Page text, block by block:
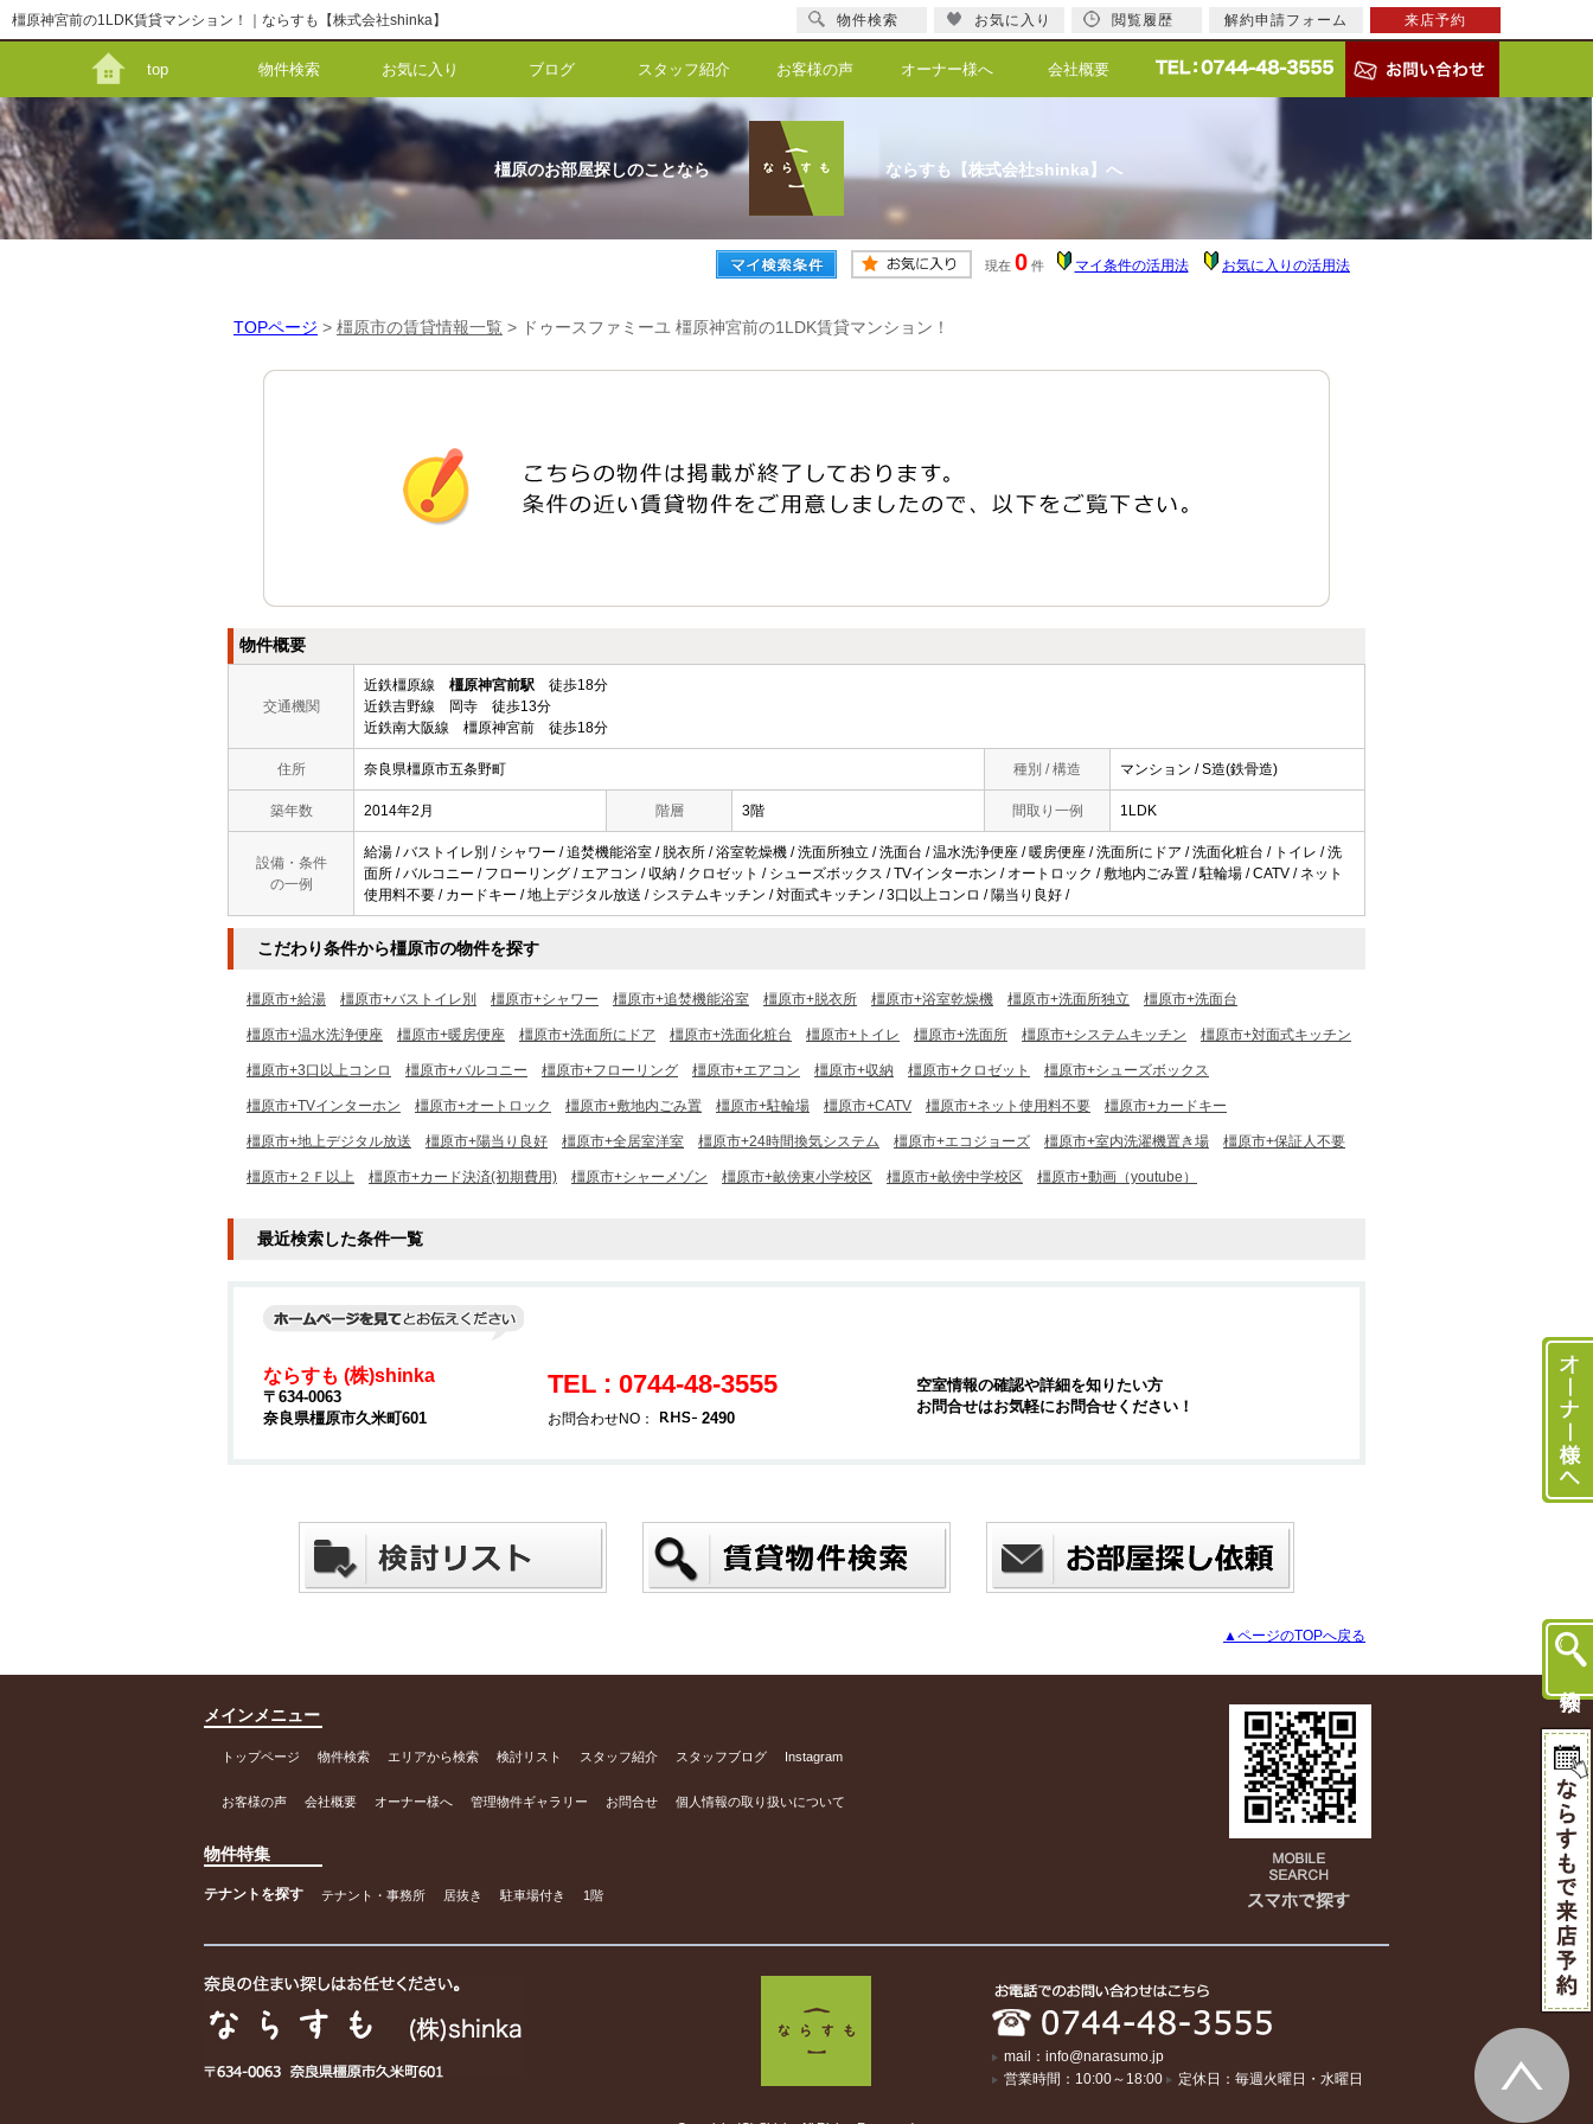
橿原神宮前の1LDK賃貸マンション！｜ならすも【株式会社shinka】
top 物件検索 お気に入り ブログ スタッフ紹介 お客様の声 オーナー様へ 会社概要
橿原のお部屋探しのことなら ならすも【株式会社shinka】へ
現在 0 件 マイ条件の活用法 お気に入りの活用法
TOPページ > 橿原市の賃貸情報一覧 > ドゥースファミーユ 橿原神宮前の1LDK賃貸マンション！
物件概要
交通機関
近鉄橿原線 橿原神宮前駅 徒歩18分
近鉄吉野線 岡寺 徒歩13分
近鉄南大阪線 橿原神宮前 徒歩18分
住所 奈良県橿原市五条野町 種別 / 構造 マンション / S造(鉄骨造)
築年数 2014年2月 階層 3階 間取り一例 1LDK
設備・条件
の一例
給湯 / バストイレ別 / シャワー / 追焚機能浴室 / 脱衣所 / 浴室乾燥機 / 洗面所独立 / 洗面台 / 温水洗浄便座 / 暖房便座 / 洗面所にドア / 洗面化粧台 / トイレ / 洗
面所 / バルコニー / フローリング / エアコン / 収納 / クロゼット / シューズボックス / TVインターホン / オートロック / 敷地内ごみ置 / 駐輪場 / CATV / ネット
使用料不要 / カードキー / 地上デジタル放送 / システムキッチン / 対面式キッチン / 3口以上コンロ / 陽当り良好 /
こだわり条件から橿原市の物件を探す
橿原市+給湯 橿原市+バストイレ別 橿原市+シャワー 橿原市+追焚機能浴室 橿原市+脱衣所 橿原市+浴室乾燥機 橿原市+洗面所独立 橿原市+洗面台
橿原市+温水洗浄便座 橿原市+暖房便座 橿原市+洗面所にドア 橿原市+洗面化粧台 橿原市+トイレ 橿原市+洗面所 橿原市+システムキッチン 橿原市+対面式キッチン
橿原市+3口以上コンロ 橿原市+バルコニー 橿原市+フローリング 橿原市+エアコン 橿原市+収納 橿原市+クロゼット 橿原市+シューズボックス
橿原市+TVインターホン 橿原市+オートロック 橿原市+敷地内ごみ置 橿原市+駐輪場 橿原市+CATV 橿原市+ネット使用料不要 橿原市+カードキー
橿原市+地上デジタル放送 橿原市+陽当り良好 橿原市+全居室洋室 橿原市+24時間換気システム 橿原市+エコジョーズ 橿原市+室内洗濯機置き場 橿原市+保証人不要
橿原市+２Ｆ以上 橿原市+カード決済(初期費用) 橿原市+シャーメゾン 橿原市+畝傍東小学校区 橿原市+畝傍中学校区 橿原市+動画（youtube）
最近検索した条件一覧
ならすも (株)shinka
〒634-0063
奈良県橿原市久米町601
TEL : 0744-48-3555
お問合わせNO： 2490
空室情報の確認や詳細を知りたい方
お問合せはお気軽にお問合せください！
▲ページのTOPへ戻る
メインメニュー
トップページ 物件検索 エリアから検索 検討リスト スタッフ紹介 スタッフブログ Instagram
お客様の声 会社概要 オーナー様へ 管理物件ギャラリー お問合せ 個人情報の取り扱いについて
物件特集
テナントを探す テナント・事務所 居抜き 駐車場付き 1階
mail：info@narasumo.jp
営業時間：10:00～18:00
定休日：毎週火曜日・水曜日
物件検索 お気に入り 閲覧履歴 解約申請フォーム 来店予約